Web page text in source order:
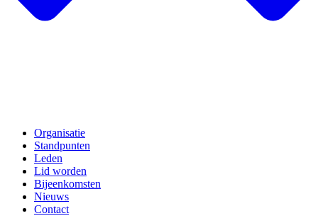
Organisatie
Standpunten
Leden
Lid worden
Bijeenkomsten
Nieuws
Contact